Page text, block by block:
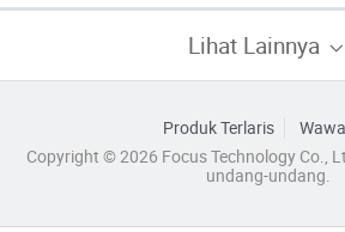
Lihat Lainnya
Produk Terlaris
Copyright © 2026 Focus Technology Co.,
undang-undang.